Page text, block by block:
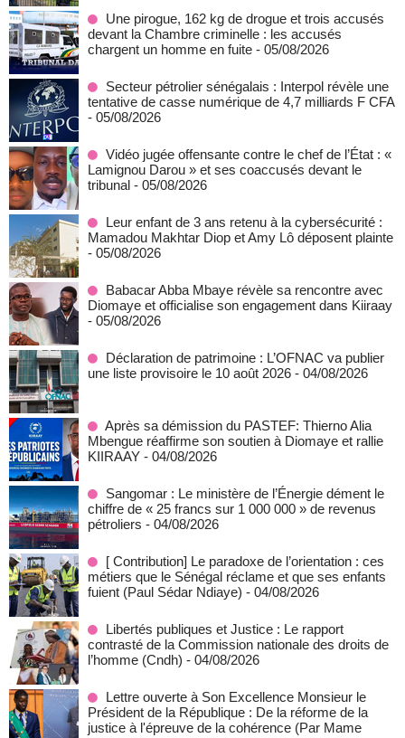
Une pirogue, 162 kg de drogue et trois accusés
devant la Chambre criminelle : les accusés
chargent un homme en fuite - 05/08/2026
Secteur pétrolier sénégalais : Interpol révèle une
tentative de casse numérique de 4,7 milliards F CFA
- 05/08/2026
Vidéo jugée offensante contre le chef de l’État : «
Lamignou Darou » et ses coaccusés devant le
tribunal - 05/08/2026
Leur enfant de 3 ans retenu à la cybersécurité :
Mamadou Makhtar Diop et Amy Lô déposent plainte
- 05/08/2026
Babacar Abba Mbaye révèle sa rencontre avec
Diomaye et officialise son engagement dans Kiiraay
- 05/08/2026
Déclaration de patrimoine : L’OFNAC va publier
une liste provisoire le 10 août 2026 - 04/08/2026
Après sa démission du PASTEF: Thierno Alia
Mbengue réaffirme son soutien à Diomaye et rallie
KIIRAAY - 04/08/2026
Sangomar : Le ministère de l’Énergie dément le
chiffre de « 25 francs sur 1 000 000 » de revenus
pétroliers - 04/08/2026
[ Contribution] Le paradoxe de l’orientation : ces
métiers que le Sénégal réclame et que ses enfants
fuient (Paul Sédar Ndiaye) - 04/08/2026
Libertés publiques et Justice : Le rapport
contrasté de la Commission nationale des droits de
l’homme (Cndh) - 04/08/2026
Lettre ouverte à Son Excellence Monsieur le
Président de la République : De la réforme de la
justice à l'épreuve de la cohérence (Par Mame